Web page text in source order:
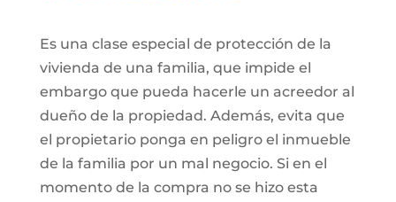
Es una clase especial de protección de la
vivienda de una familia, que impide el
embargo que pueda hacerle un acreedor al
dueño de la propiedad. Además, evita que
el propietario ponga en peligro el inmueble
de la familia por un mal negocio. Si en el
momento de la compra no se hizo esta